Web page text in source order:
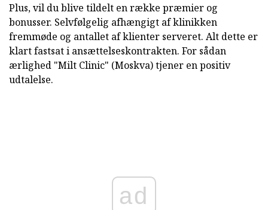
Plus, vil du blive tildelt en række præmier og
bonusser. Selvfølgelig afhængigt af klinikken
fremmøde og antallet af klienter serveret. Alt dette er
klart fastsat i ansættelseskontrakten. For sådan
ærlighed "Milt Clinic" (Moskva) tjener en positiv
udtalelse.
ad